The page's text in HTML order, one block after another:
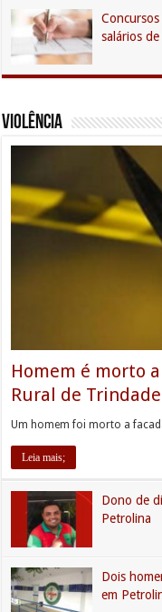
salários
Violência
Homem é morto
Rural de Trindade
Um homem foi morto a
Leia mais;
Dono de
Petrolina
Dois
em